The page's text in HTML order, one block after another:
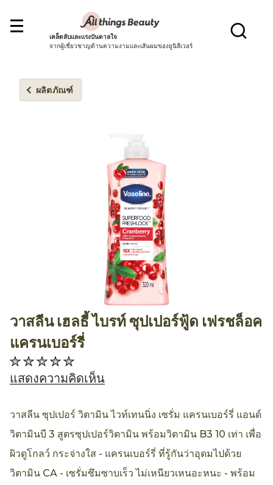
เคล็ดลับและแรงบันดาลใจ
จากผู้เชี่ยวชาญด้านความงามและเส้นผมของยูนิลีเวอร์
ผลิตภัณฑ์
วาสลีน เฮลธี้ ไบรท์ ซุปเปอร์ฟู้ด เฟรชล็อค
แครนเบอร์รี่
ไม่มี
การ
คะแนน
product
นี้
แสดงความคิดเห็น
วาสลีน ซุปเปอร์ วิตามิน ไวท์เทนนิ่ง เซรั่ม แครนเบอร์รี่ แอนด์
วิตามินบี 3 สูตรซุปเปอร์วิตามิน พร้อมวิตามิน B3 10 เท่า เพื่อ
ผิวดูโกลว์ กระจ่างใส - แครนเบอร์รี่ ที่รู้กันว่าอุดมไปด้วย
วิตามิน CA - เซรั่มซึมซาบเร็ว ไม่เหนียวเหนอะหนะ - พร้อม